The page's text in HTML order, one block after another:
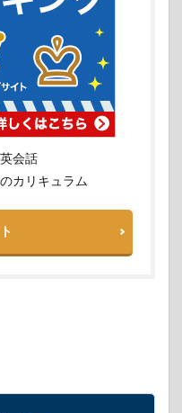
会話
カリキュラム